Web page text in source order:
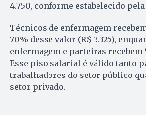
4.750, conforme estabelecido pela
Técnicos de enfermagem
70% desse valor (R$ 3.325),
enfermagem e parteiras recebem
Esse piso salarial é válido tanto
trabalhadores do setor público
setor privado.